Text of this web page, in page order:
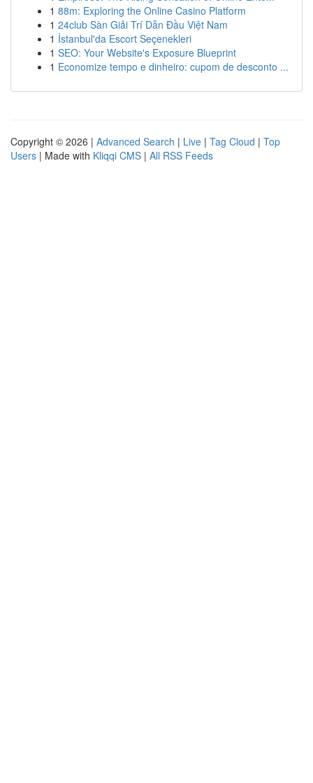
1 88m: Exploring the Online Casino Platform
1 24club Sàn Giải Trí Dẫn Đầu Việt Nam
1 İstanbul'da Escort Seçenekleri
1 SEO: Your Website's Exposure Blueprint
1 Economize tempo e dinheiro: cupom de desconto ...
Copyright © 2026 | Advanced Search | Live | Tag Cloud | Top
Users | Made with Kliqqi CMS | All RSS Feeds